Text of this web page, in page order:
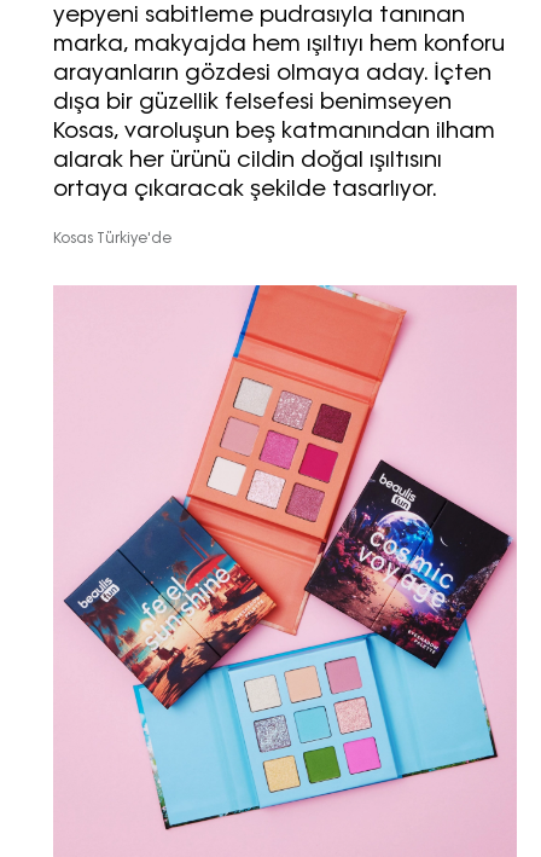
yepyeni sabitleme pudrasıyla tanınan
marka, makyajda hem ışıltıyı hem konforu
arayanların gözdesi olmaya aday. İçten
dışa bir güzellik felsefesi benimseyen
Kosas, varoluşun beş katmanından ilham
alarak her ürünü cildin doğal ışıltısını
ortaya çıkaracak şekilde tasarlıyor.
Kosas Türkiye'de